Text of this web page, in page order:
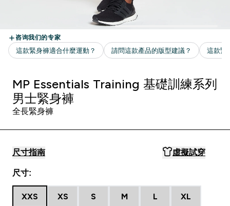
MP Essentials Training 基礎訓練系列
男士緊身褲
全長緊身褲
尺寸指南 虛擬試穿
尺寸:
XXS XS S M L XL